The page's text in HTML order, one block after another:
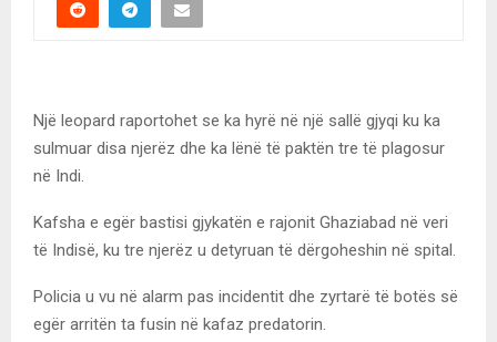
Një leopard raportohet se ka hyrë në një sallë gjyqi ku ka
sulmuar disa njerëz dhe ka lënë të paktën tre të plagosur
në Indi.
Kafsha e egër bastisi gjykatën e rajonit Ghaziabad në veri
të Indisë, ku tre njerëz u detyruan të dërgoheshin në spital.
Policia u vu në alarm pas incidentit dhe zyrtarë të botës së
egër arritën ta fusin në kafaz predatorin.